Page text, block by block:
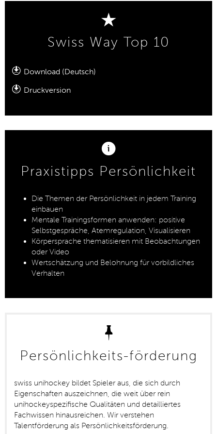
Swiss Way Top 10
Download (Deutsch)
Druckversion
Praxistipps Persönlichkeit
Die Themen der Persönlichkeit in jedem Training
einbauen
Mentale Trainingsformen anwenden: positive
Selbstgespräche, Atemregulation, Visualisieren
Körpersprache thematisieren mit Beobachtungen
oder Video
Wertschätzung und Belohnung für vorbildliches
Verhalten
Persönlichkeits-förderung
swiss unihockey bildet Spieler aus, die sich durch
Eigenschaften auszeichnen, die weit über rein
unihockeyspezifische Qualitäten und detailliertes
Fachwissen hinausreichen. Wir verstehen
Talentförderung als Persönlichkeitsförderung.